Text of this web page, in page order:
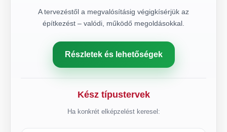
A tervezéstől a megvalósításig végigkísérjük az
építkezést – valódi, működő megoldásokkal.
Részletek és lehetőségek
Kész típustervek
Ha konkrét elképzelést keresel: